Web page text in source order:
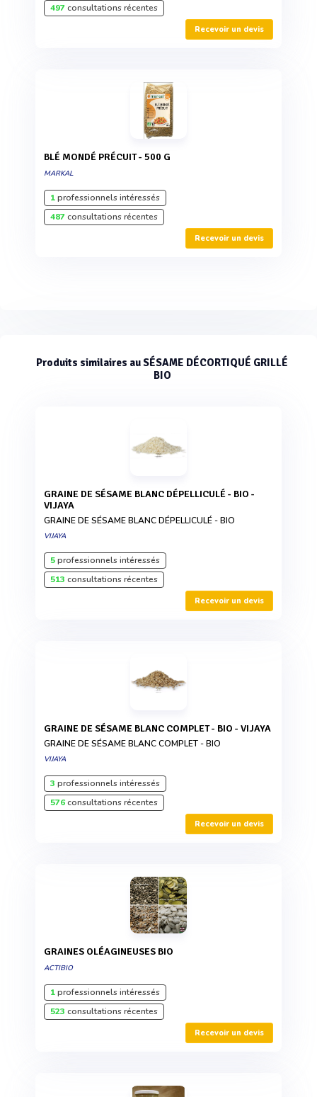
497consultations récentes
Recevoir un devis
BLÉ MONDÉ PRÉCUIT - 500 G
MARKAL
1professionnels intéressés
487consultations récentes
Recevoir un devis
Produits similaires au SÉSAME DÉCORTIQUÉ GRILLÉ
BIO
GRAINE DE SÉSAME BLANC DÉPELLICULÉ - BIO -
VIJAYA
GRAINE DE SÉSAME BLANC DÉPELLICULÉ - BIO
VIJAYA
5professionnels intéressés
513 consultations récentes
Recevoir un devis
GRAINE DE SÉSAME BLANC COMPLET - BIO - VIJAYA
GRAINE DE SÉSAME BLANC COMPLET - BIO
VIJAYA
3 professionnels intéressés
576consultations récentes
Recevoir un devis
GRAINES OLÉAGINEUSES BIO
ACTIBIO
1professionnels intéressés
523 consultations récentes
Recevoir un devis